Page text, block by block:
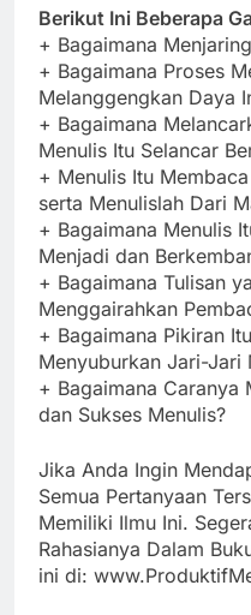
Berikut Ini Beberapa
+ Bagaimana
+ Bagaimana Proses
Melanggengkan Daya
+ Bagaimana
Menulis Itu Selancar
+ Menulis Itu
serta Menulislah Dari
+ Bagaimana Menulis
Menjadi dan
+ Bagaimana Tulisan
Menggairahkan
+ Bagaimana Pikiran
Menyuburkan Jari-Jari
+ Bagaimana Caranya
dan Sukses Menulis?
Jika Anda Ingin
Semua Pertanyaan
Memiliki Ilmu Ini.
Rahasianya Dalam
ini di: